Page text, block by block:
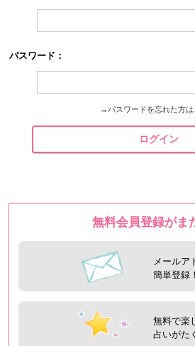
パスワード：
→ パスワードを忘れた方は
ログイン
無料会員登録がま
メールア
簡単登録！
無料で楽
占いがた